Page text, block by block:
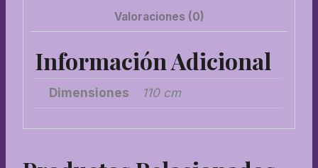
Valoraciones (0)
Información Adicional
Dimensiones 110 cm